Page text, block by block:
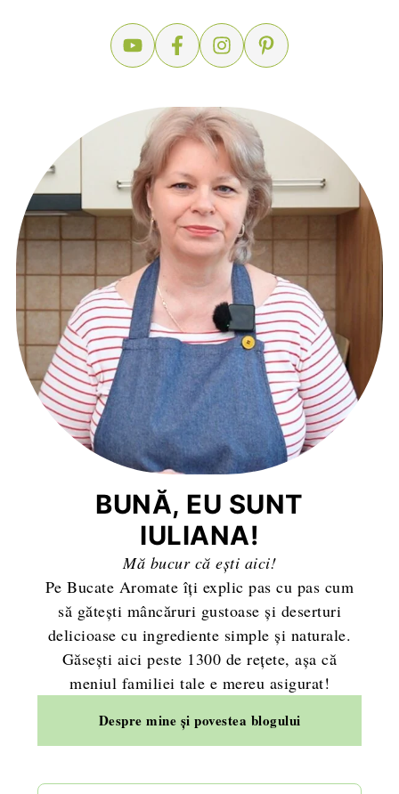
BUNĂ, EU SUNT
IULIANA!
Mă bucur că ești aici!
Pe Bucate Aromate îți explic pas cu pas cum
să gătești mâncăruri gustoase și deserturi
delicioase cu ingrediente simple și naturale.
Găsești aici peste 1300 de rețete, așa că
meniul familiei tale e mereu asigurat!
Despre mine și povestea blogului